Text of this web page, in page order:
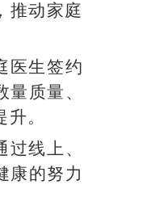
推动家庭
医生签约
质量、
。
线上、
康的努力